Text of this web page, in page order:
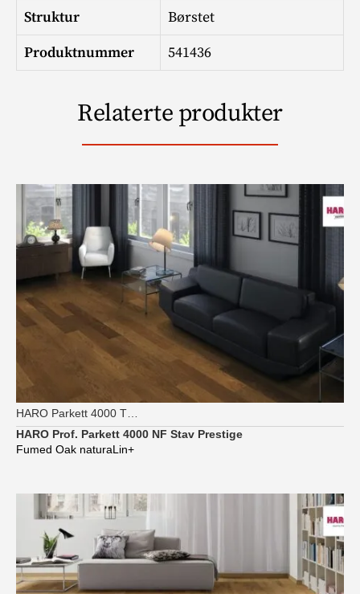
Struktur
Børstet
Produktnummer
541436
Relaterte produkter
HARO Prof. Parkett 4000 NF Stav Prestige
Fumed Oak naturaLin+